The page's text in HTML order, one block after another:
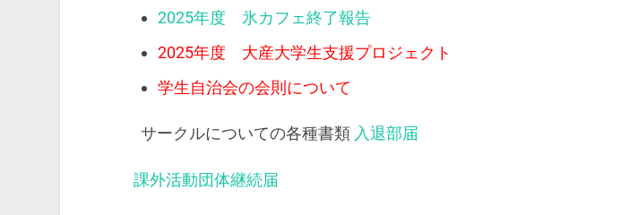
2025年度 氷カフェ終了報告
2025年度 大産大学生支援プロジェクト
学生自治会の会則について
サークルについての各種書類 入退部届
課外活動団体継続届